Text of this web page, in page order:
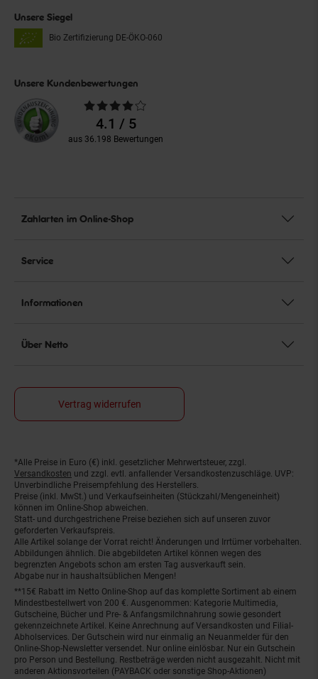
Unsere Siegel
Bio Zertifizierung DE-ÖKO-060
Unsere Kundenbewertungen
Durchschnittliche
Bewertungen4.1 / 5
aus 36.198 Bewertungen
Zahlarten im Online-Shop
Service
Informationen
Über Netto
Vertrag widerrufen
Fußnoten
*Alle Preise in Euro (€) inkl. gesetzlicher Mehrwertsteuer, zzgl.
Versandkosten und zzgl. evtl. anfallender Versandkostenzuschläge. UVP:
Unverbindliche Preisempfehlung des Herstellers.
Preise (inkl. MwSt.) und Verkaufseinheiten (Stückzahl/Mengeneinheit)
können im Online-Shop abweichen.
Statt- und durchgestrichene Preise beziehen sich auf unseren zuvor
geforderten Verkaufspreis.
Alle Artikel solange der Vorrat reicht! Änderungen und Irrtümer vorbehalten.
Abbildungen ähnlich. Die abgebildeten Artikel können wegen des
begrenzten Angebots schon am ersten Tag ausverkauft sein.
Abgabe nur in haushaltsüblichen Mengen!
**15€ Rabatt im Netto Online-Shop auf das komplette Sortiment ab einem
Mindestbestellwert von 200 €. Ausgenommen: Kategorie Multimedia,
Gutscheine, Bücher und Pre- & Anfangsmilchnahrung sowie gesondert
gekennzeichnete Artikel. Keine Anrechnung auf Versandkosten und Filial-
Abholservices. Der Gutschein wird nur einmalig an Neuanmelder für den
Online-Shop-Newsletter versendet. Nur online einlösbar. Nur ein Gutschein
pro Person und Bestellung. Restbeträge werden nicht ausgezahlt. Nicht mit
anderen Aktionsvorteilen (PAYBACK oder sonstige Shop-Aktionen)